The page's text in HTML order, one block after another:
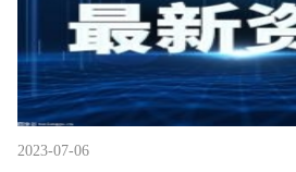
2023-07-06